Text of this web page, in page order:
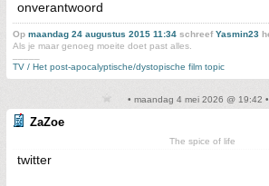
onverantwoord
Op maandag 24 augustus 2015 11:34 schreefYasmin23
Als je maar genoeg moeite doet past alles.
TV / Het post-apocalyptische/dystopische film topic
• maandag 4 mei 2026 @ 19:42
ZaZoe
The spice of life
twitter